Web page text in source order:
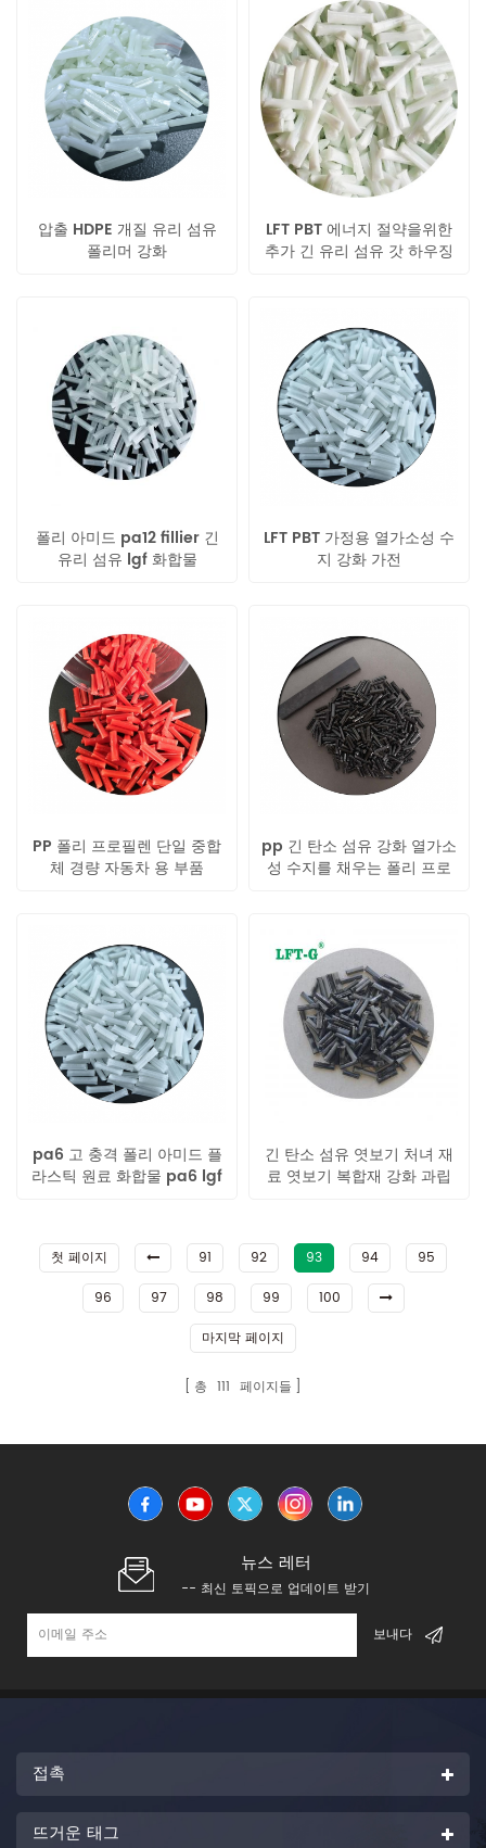
압출 HDPE 개질 유리 섬유
폴리머 강화
LFT PBT 에너지 절약을위한
추가 긴 유리 섬유 갓 하우징
폴리 아미드 pa12 fillier 긴
유리 섬유 lgf 화합물
LFT PBT 가정용 열가소성 수
지 강화 가전
PP 폴리 프로필렌 단일 중합
체 경량 자동차 용 부품
pp 긴 탄소 섬유 강화 열가소
성 수지를 채우는 폴리 프로
pa6 고 충격 폴리 아미드 플
라스틱 원료 화합물 pa6 lgf
긴 탄소 섬유 엿보기 처녀 재
료 엿보기 복합재 강화 과립
첫 페이지 91 92 93 94
95
96
97 98 99
100
마지막 페이지
총 111 페이지들
뉴스 레터
-- 최신 토픽으로 업데이트 받기
접촉
뜨거운 태그